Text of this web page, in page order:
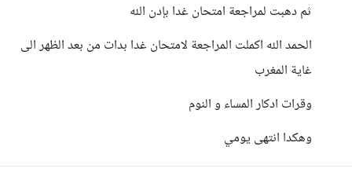
ثم دهبت لمراجعة امتحان غدا بإدن الله
الحمد الله اكملت المراجعة لامتحان غدا بدات من بعد الظهر الى
غاية المغرب
وقرات ادكار المساء و النوم
وهكدا انتهى يومي